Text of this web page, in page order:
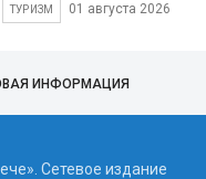
ТУРИЗМ 01 августа 2026
ИНФОРМАЦИЯ
Сетевое издание